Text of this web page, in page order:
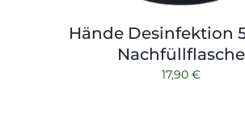
Hände Desinfektion
Nachfüllflasche
17,90 €